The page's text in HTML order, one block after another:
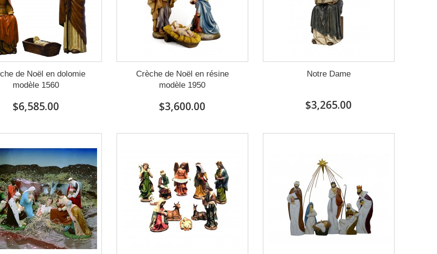
de Noël en dolomie
modèle 1560
$6,585.00
Crèche de Noël en résine
modèle 1950
$3,600.00
Notre Dame
$3,265.00